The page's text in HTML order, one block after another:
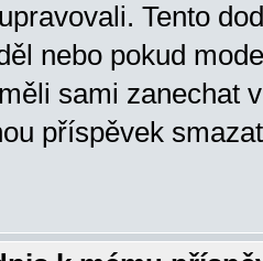
Tento
nebo pokud
sami zanechat
příspěvek